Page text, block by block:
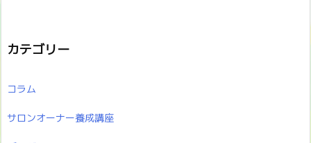
カテゴリー
コラム
サロンオーナー養成講座